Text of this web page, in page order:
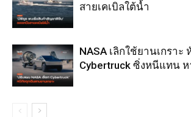
สายเคเบิลใต้น้ำ
NASA เลิกใช้ยานเกราะ
Cybertruck ซิ่งหนีแทน ห